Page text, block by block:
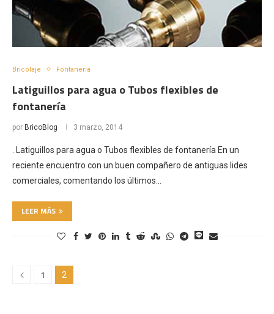
Bricolaje Fontanería
Latiguillos para agua o Tubos flexibles de
fontanería
por BricoBlog 3 marzo, 2014
. Latiguillos para agua o Tubos flexibles de fontanería En un
reciente encuentro con un buen compañero de antiguas lides
comerciales, comentando los últimos…
LEER MÁS
1 2